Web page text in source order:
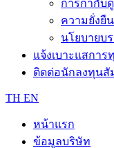
การกำกับ
ความยั่งยื
นโยบายบ
แจ้งเบาะแสกา
ติดต่อนักลงทุนสั
TH EN
หน้าแรก
ข้อมูลบริษัท